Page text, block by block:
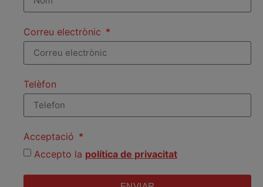
Correu electrònic
Telèfon
Acceptació
Accepto la política de privacitat